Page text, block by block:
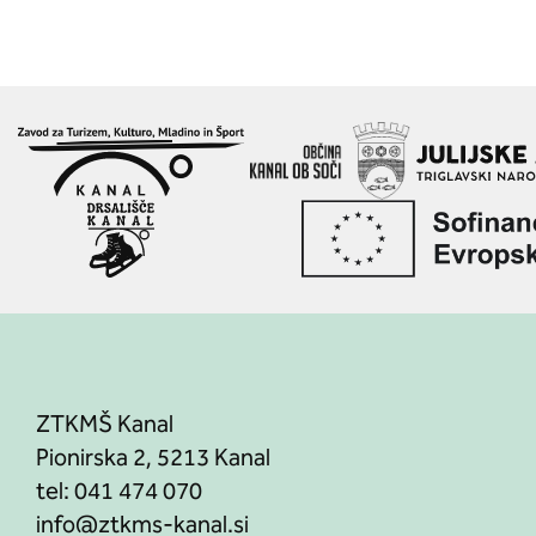
ZTKMŠ Kanal
Pionirska 2, 5213 Kanal
tel:041 474 070